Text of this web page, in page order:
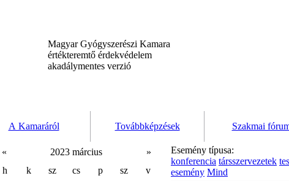
Magyar Gyógyszerészi Kamara
értékteremtő érdekvédelem
akadálymentes verzió
A Kamaráról Továbbképzések Szakmai
« 2023 március
»
h
k sz cs p sz
v
Esemény típusa:
konferencia társszervezetek
esemény Mind